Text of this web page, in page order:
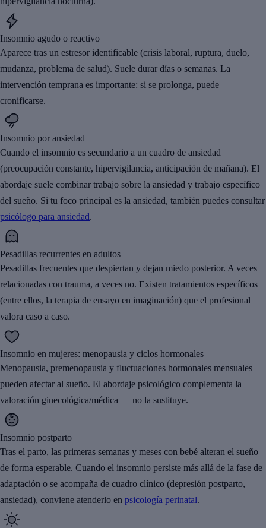
Insomnio agudo o reactivo
Aparece tras un estresor identificable (crisis laboral, ruptura, duelo,
mudanza, problema de salud). Suele durar días o semanas. La
intervención temprana es importante: si se prolonga, puede
cronificarse.
Insomnio por ansiedad
Cuando el insomnio es secundario a un cuadro de ansiedad
(preocupación constante, hipervigilancia, anticipación de mañana). El
abordaje suele combinar trabajo sobre la ansiedad y trabajo específico
del sueño. Si tu foco principal es la ansiedad, también puedes consultar
psicólogo para ansiedad.
Pesadillas recurrentes en adultos
Pesadillas frecuentes que despiertan y dejan miedo posterior. A veces
relacionadas con trauma, a veces no. Existen tratamientos específicos
(entre ellos, la terapia de ensayo en imaginación) que el profesional
valora caso a caso.
Insomnio en mujeres: menopausia y ciclos hormonales
Menopausia, premenopausia y fluctuaciones hormonales mensuales
pueden afectar al sueño. El abordaje psicológico complementa la
valoración ginecológica/médica — no la sustituye.
Insomnio postparto
Tras el parto, las primeras semanas y meses con bebé alteran el sueño
de forma esperable. Cuando el insomnio persiste más allá de la fase de
adaptación o se acompaña de cuadro clínico (depresión postparto,
ansiedad), conviene atenderlo en psicología perinatal.